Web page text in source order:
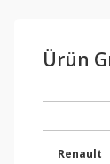
Ürün
Renault